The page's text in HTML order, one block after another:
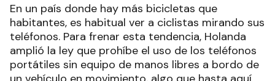
En un país donde hay más bicicletas que
habitantes, es habitual ver a ciclistas mirando sus
teléfonos. Para frenar esta tendencia, Holanda
amplió la ley que prohíbe el uso de los teléfonos
portátiles sin equipo de manos libres a bordo de